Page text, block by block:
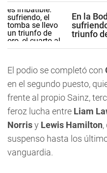
En la
triunfo
El podio se completó con
en el segundo puesto,
frente al propio Sainz,
feroz lucha entre Liam
Norrisy Lewis Hamilton,
suspenso hasta los
vanguardia.